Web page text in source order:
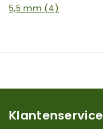
5,5 mm (4)
Klantenservice